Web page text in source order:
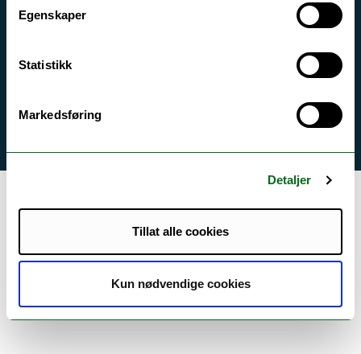
Egenskaper
Statistikk
Markedsføring
Detaljer
Tillat alle cookies
Kun nødvendige cookies
English website
Logg inn